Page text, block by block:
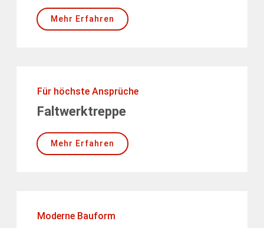
Mehr Erfahren
Für höchste Ansprüche
Faltwerktreppe
Mehr Erfahren
Moderne Bauform